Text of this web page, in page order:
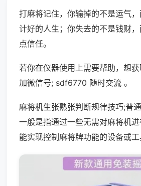
打麻将记住，你输掉的不是运气
计好的人生；你失去的不是钱财
点信任。
若你在仪器使用上需要帮助，想
加微信号; sdf6770 随时交流 。
麻将机生张熟张判断规律技巧;普
一般是指通过一些无需对麻将机
能实现控制麻将牌功能的设备或工